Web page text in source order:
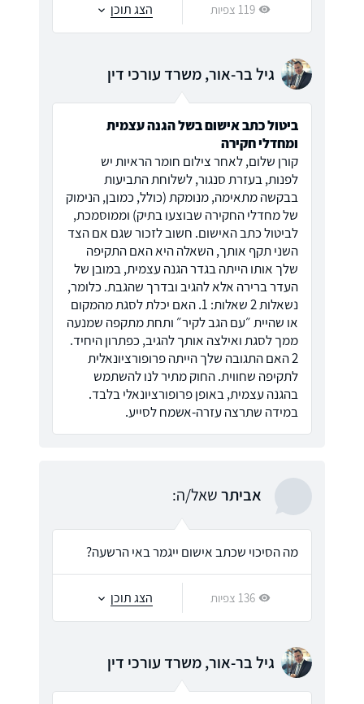
119 צפיות הצג תוכן
גיל בר-אור, משרד עורכי דין
ביטול כתב אישום בשל הגנה עצמית
ומחדלי חקירה
קורן שלום, לאחר צילום חומר הראיות יש
לפנות, בעזרת סנגור, לשלוחת התביעות
בבקשה מתאימה, מנומקת (כולל, כמובן, הנימוק
של מחדלי החקירה שבוצעו בתיק) וממוסמכת,
לביטול כתב האישום. חשוב לזכור שגם אם הצד
השני תקף אותך, השאלה היא האם התקיפה
שלך אותו הייתה בגדר הגנה עצמית, במובן של
העדר ברירה אלא להגיב ובדרך שהגבת. כלומר,
נשאלות 2 שאלות: 1. האם יכלת לסגת מהמקום
או שהיית ״עם הגב לקיר״ ותחת מתקפה שמנעה
ממך לסגת ואילצה אותך להגיב, כפתרון היחיד.
2 האם התגובה שלך הייתה פרופורציונאלית
לתקיפה שחווית. החוק מתיר לנו להשתמש
בהגנה עצמית, באופן פרופורציונאלי בלבד.
במידה שתרצה עזרה-אשמח לסייע.
אביתרשאל/ה:
מה הסיכוי שכתב אישום ייגמר באי הרשעה?
136 צפיות הצג תוכן
גיל בר-אור, משרד עורכי דין